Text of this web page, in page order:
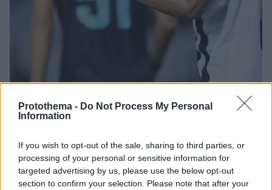
Protothema - Do Not Process My Personal
Information
If you wish to opt-out of the sale, sharing to third parties, or
processing of your personal or sensitive information for
targeted advertising by us, please use the below opt-out
section to confirm your selection. Please note that after your
Στη δεύτερη συμμετοχή του με την ασπρόμαυρη
φανέλα ο υψηλόσωμος επιθετικός πέτυχε ένα
απίστευτο γκολ σηκώνοντας την Τούμπα στο πόδι
28.08.2025, 22:52 5